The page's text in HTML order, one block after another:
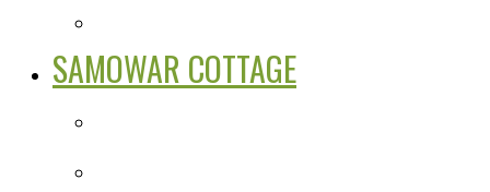
SAMOWAR COTTAGE